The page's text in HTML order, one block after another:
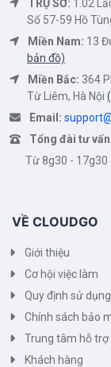
TRỤ SỞ: 1.02
Số 57-59 Hồ
Miền Nam: 13
bản đồ)
Miền Bắc: 364
Từ Liêm, Hà Nội
Email:
Tổng đài tư
Từ 8g30 - 17g30
VỀ CLOUDGO
Giới thiệu
Cơ hội việc làm
Quy định sử dụng
Chính sách bảo
Trung tâm hỗ trợ
Khách hàng